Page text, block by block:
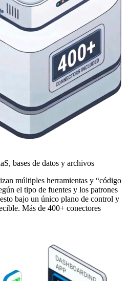
bases de datos y archivos
múltiples herramientas y “código
el tipo de fuentes y los patrones
bajo un único plano de control y
Más de 400+ conectores